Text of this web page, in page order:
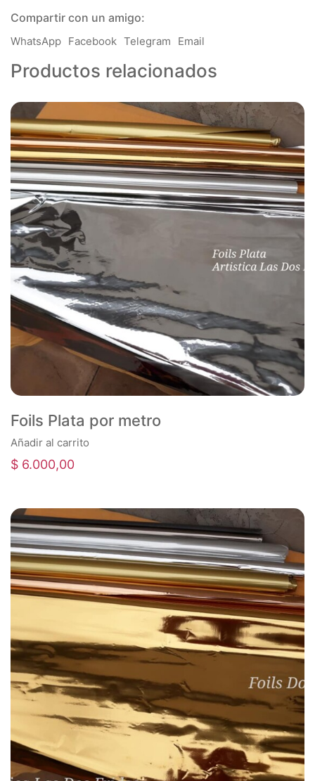
de
-
cm
Compartir con un amigo:
WhatsApp Facebook Telegram Email
Productos relacionados
Foils Plata por metro
Añadir al carrito
$ 6.000,00